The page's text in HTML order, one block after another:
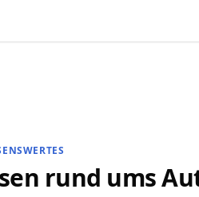
rund ums